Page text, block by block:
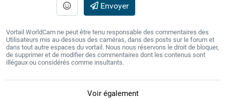
Envoyer
Vortail WorldCam ne peut être tenu responsable des commentaires des
Utilisateurs mis au-dessous des caméras, dans des posts sur le forum et
dans tout autre espaces du vortail. Nous nous réservons le droit de bloquer,
de supprimer et de modifier des commentaires dont les contenus sont
illégaux ou considérés comme insultants.
Voir également